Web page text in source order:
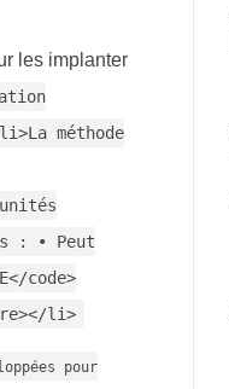
les implanter
méthode
: • Peut
code>
li>
pour